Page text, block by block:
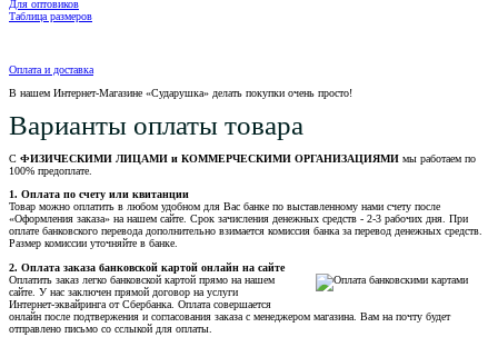
Для оптовиков
Таблица размеров
Оплата и доставка
В нашем Интернет-Магазине «Сударушка» делать покупки очень просто!
Варианты оплаты товара
С ФИЗИЧЕСКИМИ ЛИЦАМИ и КОММЕРЧЕСКИМИ ОРГАНИЗАЦИЯМИ мы работаем по
100% предоплате.
1. Оплата по счету или квитанции
Товар можно оплатить в любом удобном для Вас банке по выставленному нами счету после
«Оформления заказа» на нашем сайте. Срок зачисления денежных средств - 2-3 рабочих дня. При
оплате банковского перевода дополнительно взимается комиссия банка за перевод денежных средств.
Размер комиссии уточняйте в банке.
2. Оплата заказа банковской картой онлайн на сайте
Оплатить заказ легко банковской картой прямо на нашем
сайте. У нас заключен прямой договор на услуги
Интернет-эквайринга от Сбербанка. Оплата совершается
онлайн после подтвержения и согласования заказа с менеджером магазина. Вам на почту будет
отправлено письмо со сслыкой для оплаты.